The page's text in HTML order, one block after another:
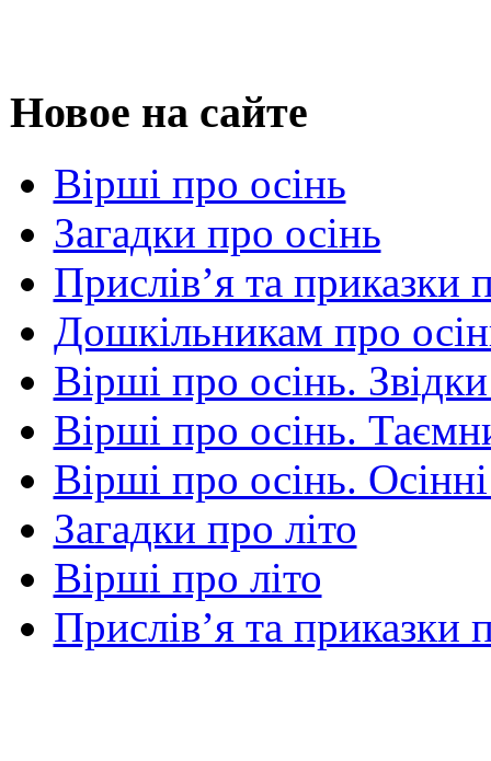
Новое на сайте
Вірші про осінь
Загадки про осінь
Прислів’я та приказки
Дошкільникам про
Вірші про осінь.
Вірші про осінь.
Вірші про осінь.
Загадки про літо
Вірші про літо
Прислів’я та приказки